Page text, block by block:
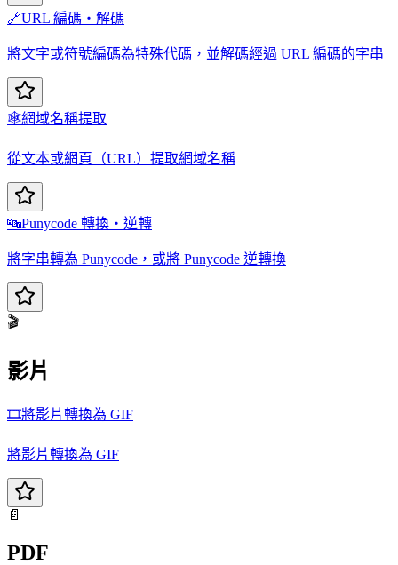
🔗URL 編碼・解碼
將文字或符號編碼為特殊代碼，並解碼經過 URL 編碼的字串
🕸️網域名稱提取
從文本或網頁（URL）提取網域名稱
🔤Punycode 轉換・逆轉
將字串轉為 Punycode，或將 Punycode 逆轉換
🎬
影片
🎞️將影片轉換為 GIF
將影片轉換為 GIF
📄
PDF